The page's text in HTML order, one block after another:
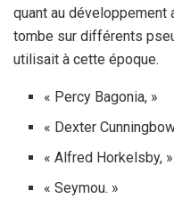
quant au développement
tombe sur différents
utilisait à cette époque.
« Percy Bagonia, »
« Dexter
« Alfred Horkelsby,
« Seymou. »